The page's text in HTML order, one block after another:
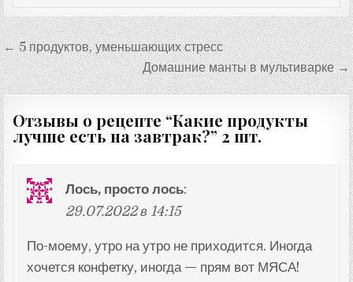
Навигация
по
записям
← 5 продуктов, уменьшающих стресс
Домашние манты в мультиварке →
Отзывы о рецепте “Какие продукты
лучше есть на завтрак?” 2 шт.
Лось, просто лось:
29.07.2022 в 14:15
По-моему, утро на утро не приходится. Иногда
хочется конфетку, иногда — прям вот МЯСА!